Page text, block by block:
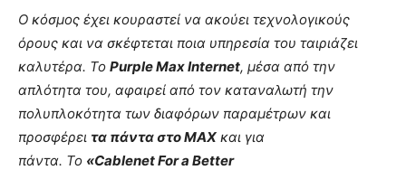
Ο κόσμος έχει κουραστεί να ακούει τεχνολογικούς
όρους και να σκέφτεται ποια υπηρεσία του ταιριάζει
καλυτέρα. Το Purple Max Internet, μέσα από την
απλότητα του, αφαιρεί από τον καταναλωτή την
πολυπλοκότητα των διαφόρων παραμέτρων και
προσφέρει τα πάντα στοMAX και για
πάντα. Το «Cablenet For a Better